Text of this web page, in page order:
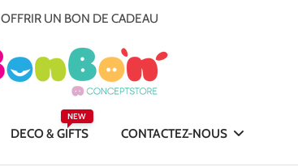
OFFRIR UN BON DE CADEAU
DECO & GIFTS
NEW
CONTACTEZ-NOUS